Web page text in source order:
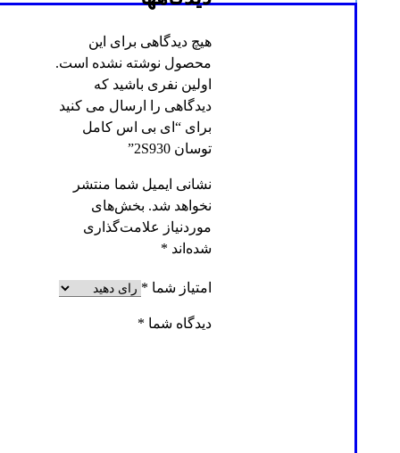
هیچ دیدگاهی برای این
محصول نوشته نشده است.
اولین نفری باشید که
دیدگاهی را ارسال می کنید
برای “ای بی اس کامل
توسان 2S930”
نشانی ایمیل شما منتشر
نخواهد شد. بخش‌های
موردنیاز علامت‌گذاری
شده‌اند *
امتیاز شما *
دیدگاه شما *